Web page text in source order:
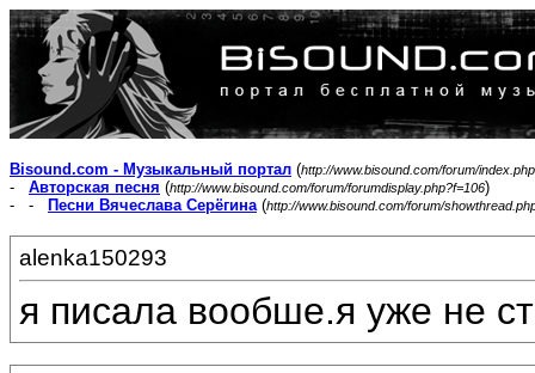
Bisound.com - Музыкальный портал (http://www.bisound.com/forum/index.php
- Авторская песня (http://www.bisound.com/forum/forumdisplay.php?f=106)
- -
Песни Вячеслава Серёгина(http://www.bisound.com/forum/
alenka150293
я писала вообше.я уже не